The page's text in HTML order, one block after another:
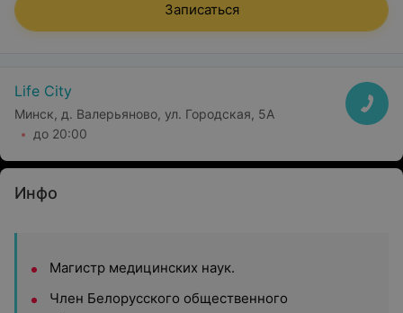
Записаться
Life City
Минск, д. Валерьяново, ул. Городская, 5А
до 20:00
Инфо
Магистр медицинских наук.
Член Белорусского общественного